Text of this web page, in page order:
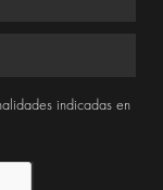
indicadas en